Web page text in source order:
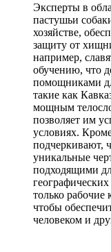
Эксперты в
пастушьи
хозяйстве,
защиту от
например,
обучению, что
помощниками
такие как
мощным
позволяет им
условиях.
подчеркивают,
уникальные
подходящими
только рабочие
чтобы
человеком и